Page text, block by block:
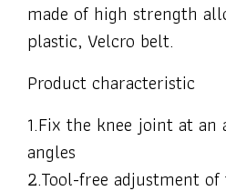
made of high strength
plastic, Velcro belt.
Product characteristic
1.Fix the knee joint at an
angles
2.Tool-free adjustment